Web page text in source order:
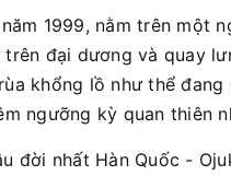
1999, nằm trên một
đại dương và quay
khổng lồ như thể
ngưỡng kỳ quan thiên
đời nhất Hàn Quốc -